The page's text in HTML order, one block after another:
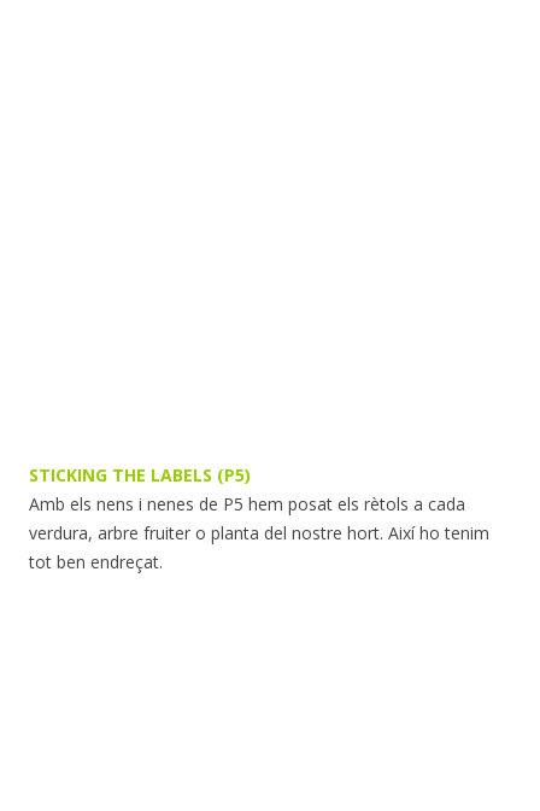
STICKING THE LABELS (P5)
Amb els nens i nenes de P5 hem posat els rètols a cada
verdura, arbre fruiter o planta del nostre hort. Així ho tenim
tot ben endreçat.